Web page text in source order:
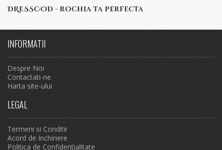
DRESSCOD - rochia ta perfecta
INFORMATII
Despre Noi
Contactati-ne
Harta site-ului
LEGAL
Termeni si Conditii
Acord de Inchiriere
Politica de Confidentialitate